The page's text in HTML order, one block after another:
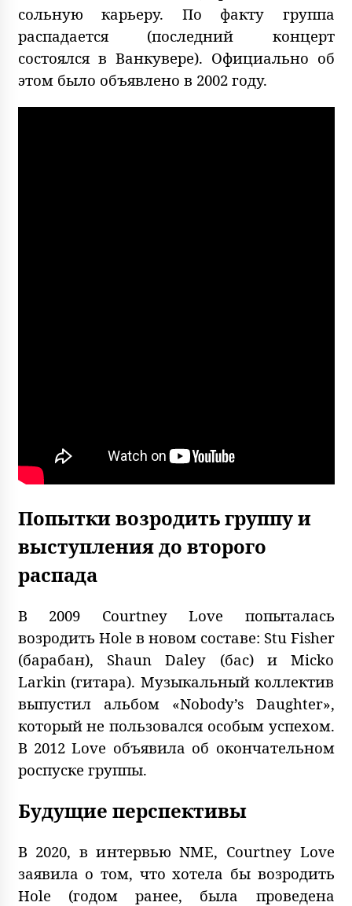
сольную карьеру. По факту группа
распадается (последний концерт
состоялся в Ванкувере). Официально об
этом было объявлено в 2002 году.
Попытки возродить группу и
выступления до второго
распада
В 2009 Courtney Love попыталась
возродить Hole в новом составе: Stu Fisher
(барабан), Shaun Daley (бас) и Micko
Larkin (гитара). Музыкальный коллектив
выпустил альбом «Nobody’s Daughter»,
который не пользовался особым успехом.
В 2012 Love объявила об окончательном
роспуске группы.
Будущие перспективы
В 2020, в интервью NME, Courtney Love
заявила о том, что хотела бы возродить
Hole (годом ранее, была проведена